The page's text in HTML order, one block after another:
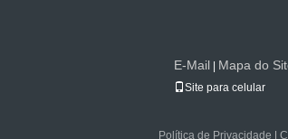
E-Mail|Mapa do Site